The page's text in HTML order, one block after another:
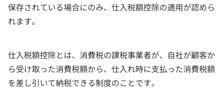
保存されている場合にのみ、仕入税額控除の適用が認めら
れます。
仕入税額控除とは、消費税の課税事業者が、自社が顧客か
ら受け取った消費税額から、仕入れ時に支払った消費税額
を差し引いて納税できる制度のことです。